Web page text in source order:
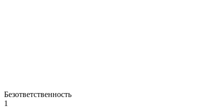
Безответственность
1